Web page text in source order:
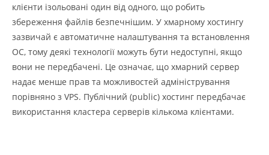
клієнти ізольовані один від одного, що робить
збереження файлів безпечнішим. У хмарному хостингу
зазвичай є автоматичне налаштування та встановлення
ОС, тому деякі технології можуть бути недоступні, якщо
вони не передбачені. Це означає, що хмарний сервер
надає менше прав та можливостей адміністрування
порівняно з VPS. Публічний (public) хостинг передбачає
використання кластера серверів кількома клієнтами.